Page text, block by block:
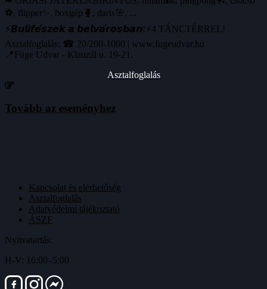
⚽️, flipper✨, boxgép🥊, darts🎯, ...
⚡️𝘽𝙪𝙡𝙞𝙛𝙚́𝙨𝙯𝙚𝙠 𝙖 𝙗𝙚𝙡𝙫𝙖́𝙧𝙤𝙨𝙗𝙖𝙣!⚡️4 TÁNCTÉRREL!
Asztalfoglalás: ☎ 20/200-1000 | www.fugeudvar.hu
📍Füge Udvar - Klauzál u. 19-21.
Asztalfoglalás
Tovább az eseményhez
Kapcsolat és elérhetőség
Asztalfoglalás
Adatvédelmi tájékoztató
ÁSZF
Nyitvatartás:
H-V: 16:00–5:00